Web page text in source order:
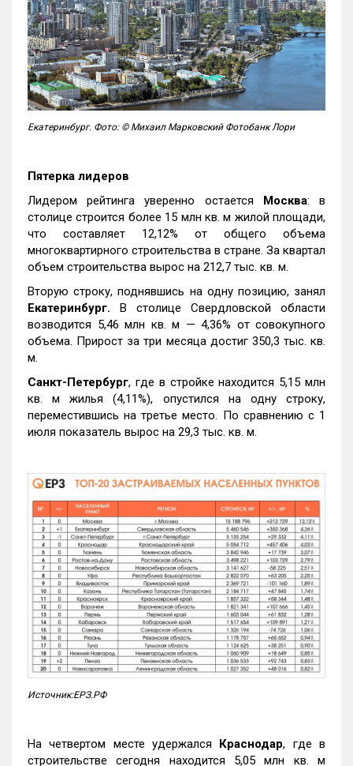
Екатеринбург. Фото: © Михаил Марковский Фотобанк Лори
Пятерка лидеров
Лидером рейтинга уверенно остается Москва: в
столице строится более 15 млн кв. м жилой площади,
что составляет 12,12% от общего объема
многоквартирного строительства в стране. За квартал
объем строительства вырос на 212,7 тыс. кв. м.
Вторую строку, поднявшись на одну позицию, занял
Екатеринбург. В столице Свердловской области
возводится 5,46 млн кв. м — 4,36% от совокупного
объема. Прирост за три месяца достиг 350,3 тыс. кв.
м.
Санкт-Петербург, где в стройке находится 5,15 млн
кв. м жилья (4,11%), опустился на одну строку,
переместившись на третье место. По сравнению с 1
июля показатель вырос на 29,3 тыс. кв. м.
Источник:ЕРЗ.РФ
На четвертом месте удержался Краснодар, где в
строительстве сегодня находится 5,05 млн кв. м